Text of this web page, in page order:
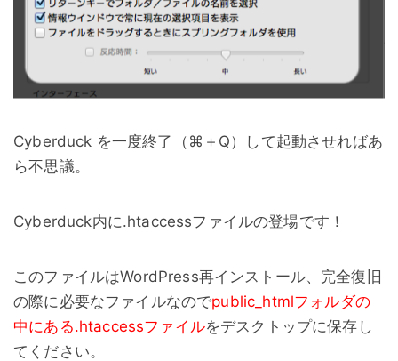
Cyberduck を一度終了（⌘＋Q）して起動させればあ
ら不思議。
Cyberduck内に.htaccessファイルの登場です！
このファイルはWordPress再インストール、完全復旧
の際に必要なファイルなのでpublic_htmlフォルダの
中にある.htaccessファイルをデスクトップに保存し
てください。